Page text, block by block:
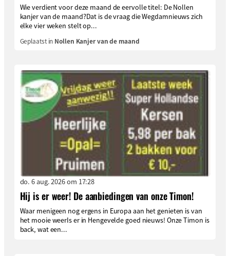
Wie verdient voor deze maand de eervolle titel: De Nollen
kanjer van de maand?Dat is de vraag die Wegdamnieuws zich
elke vier weken stelt op...
Geplaatst in Nollen Kanjer van de maand
do. 6 aug. 2026 om 17:28
Hij is er weer! De aanbiedingen van onze Timon!
Waar menigeen nog ergens in Europa aan het genieten is van
het mooie weerIs er in Hengevelde goed nieuws! Onze Timon is
back, wat een...